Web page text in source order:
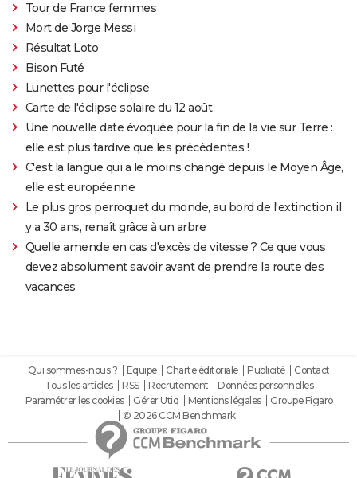
Tour de France femmes
Mort de Jorge Messi
Résultat Loto
Bison Futé
Lunettes pour l'éclipse
Carte de l'éclipse solaire du 12 août
Une nouvelle date évoquée pour la fin de la vie sur Terre :
elle est plus tardive que les précédentes !
C'est la langue qui a le moins changé depuis le Moyen Âge,
elle est européenne
Le plus gros perroquet du monde, au bord de l'extinction il
y a 30 ans, renaît grâce à un arbre
Quelle amende en cas d'excès de vitesse ? Ce que vous
devez absolument savoir avant de prendre la route des
vacances
Qui sommes-nous ? Equipe Charte éditoriale Publicité
Contact
Tous les articles
RSS Recrutement
Données personnelles
Paramétrer les cookies
Gérer Utiq Mentions légales
Groupe Figaro
© 2026 CCM Benchmark